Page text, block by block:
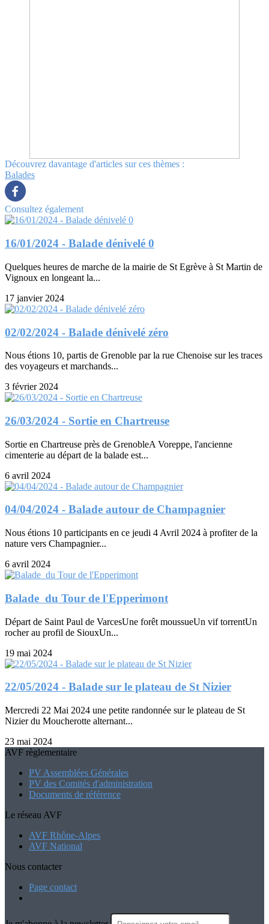
Découvrez davantage d'articles sur ces thèmes :
Balades
Consultez également
16/01/2024 - Balade dénivelé 0
Quelques heures de marche de la mairie de St Egrève à St Martin de
Vignoux en longeant la...
17 janvier 2024
02/02/2024 - Balade dénivelé zéro
Nous étions 10, partis de Grenoble par la rue Chenoise sur les traces
des voyageurs et marchands...
3 février 2024
26/03/2024 - Sortie en Chartreuse
Sortie en Chartreuse près de GrenobleA Voreppe, l'ancienne
cimenterie au départ de la balade est...
6 avril 2024
04/04/2024 - Balade autour de Champagnier
Nous étions 10 participants en ce jeudi 4 Avril 2024 à profiter de la
nature vers Champagnier...
6 avril 2024
Balade du Tour de l'Epperimont
Départ de Saint Paul de VarcesUne forêt moussueUn vif torrentUn
rocher au profil de SiouxUn...
19 mai 2024
22/05/2024 - Balade sur le plateau de St Nizier
Mercredi 22 Mai 2024 une petite randonnée sur le plateau de St
Nizier du Moucherotte alternant...
23 mai 2024
AVF règlementaire
PV Assemblées Générales
PV des Comités d'administration
Documents de référence
Le réseau AVF
AVF Rhône-Alpes
AVF National
Nous contacter
Page contact